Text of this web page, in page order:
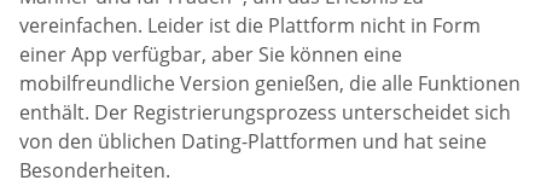
vereinfachen. Leider ist die Plattform nicht in Form
einer App verfügbar, aber Sie können eine
mobilfreundliche Version genießen, die alle Funktionen
enthält. Der Registrierungsprozess unterscheidet sich
von den üblichen Dating-Plattformen und hat seine
Besonderheiten.